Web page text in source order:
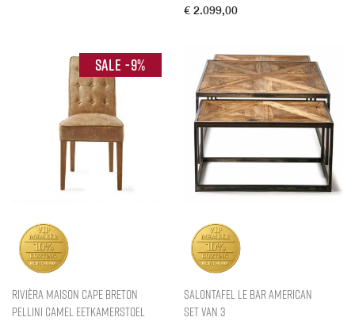
€ 2.099,00
-9%
Rivièra Maison Cape Breton
Pellini Camel Eetkamerstoel
Salontafel Le Bar American
Set van 3